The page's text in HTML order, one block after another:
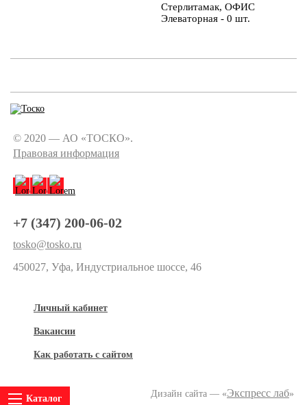
Стерлитамак, ОФИС
Элеваторная - 0 шт.
© 2020 — АО «ТОСКО».
Правовая информация
+7 (347) 200-06-02
tosko@tosko.ru
450027, Уфа, Индустриальное шоссе, 46
Личный кабинет
Вакансии
Как работать с сайтом
Дизайн сайта — «Экспресс лаб»
Каталог